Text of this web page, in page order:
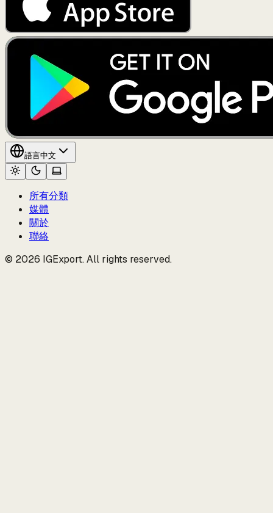
語言中文
所有分類
媒體
關於
聯絡
© 2026 IGExport. All rights reserved.